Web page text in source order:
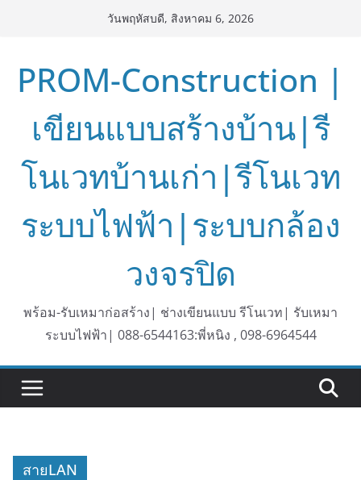
วันพฤหัสบดี, สิงหาคม 6, 2026
PROM-Construction |
เขียนแบบสร้างบ้าน|รี
โนเวทบ้านเก่า|รีโนเวท
ระบบไฟฟ้า|ระบบกล้อง
วงจรปิด
พร้อม-รับเหมาก่อสร้าง| ช่างเขียนแบบ รีโนเวท| รับเหมา
ระบบไฟฟ้า| 088-6544163:พี่หนิง , 098-6964544
สายLAN